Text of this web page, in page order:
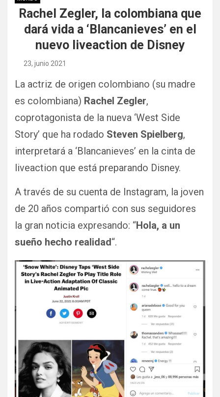
Rachel Zegler, la colombiana que
dará vida a ‘Blancanieves’ en el
nuevo liveaction de Disney
23, junio 2021
La actriz de origen colombiano (su madre
es colombiana) Rachel Zegler,
coprotagonista de la nueva ‘West Side
Story’ que ha rodado Steven Spielberg,
interpretará a ‘Blancanieves’ en la cinta de
liveaction que está preparando Disney.
A través de su cuenta de Instagram, la joven
de 20 años compartió con sus seguidores
la gran noticia expresando: “Hola, a un
sueño hecho realidad“.